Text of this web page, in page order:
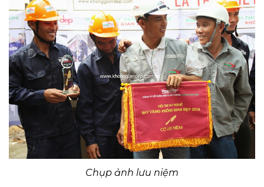
Chụp ảnh lưu niệm